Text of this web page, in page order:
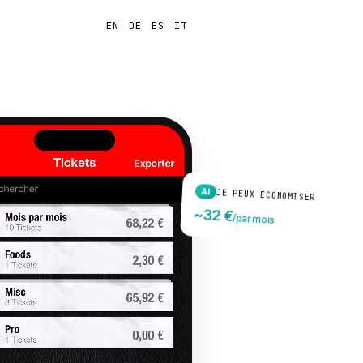
EN DE ES IT
AI JE PEUX ÉCONOMISER
~32 €/par mois